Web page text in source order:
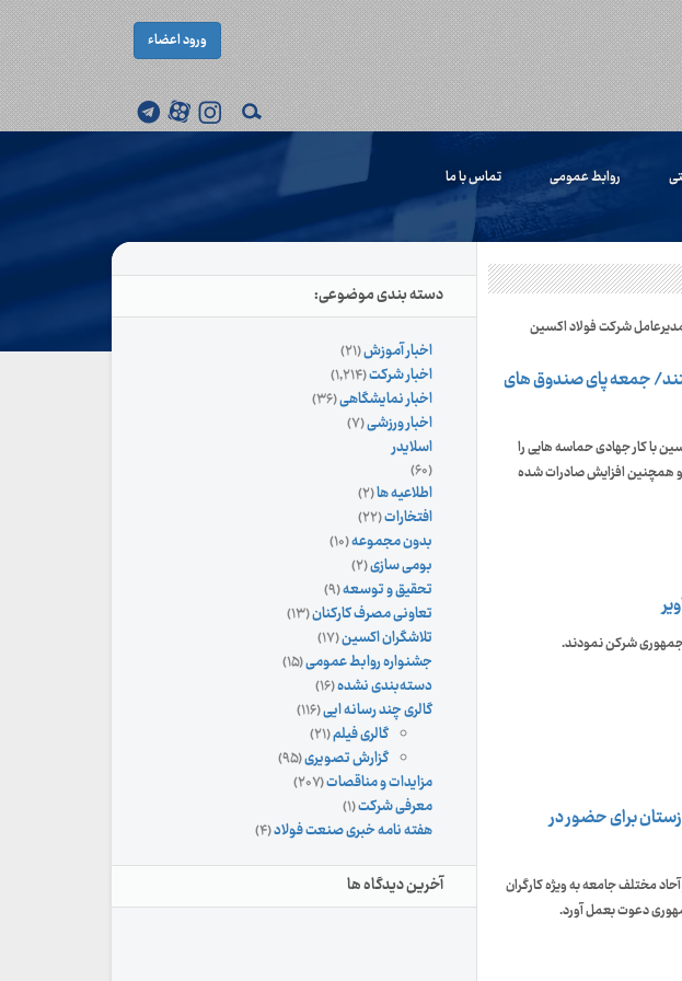
ورود اعضاء
روابط عمومی تماس با ما
شرکت فولاد اکسین
جمعه پای صندوق های
با کار جهادی حماسه هایی را
و همچنین افزایش صادرات شده
جمهوری شرکن نمودند.
برای حضور در
مختلف جامعه به ویژه کارگران
دعوت بعمل آورد.
دسته بندی موضوعی:
اخبار آموزش(۲۱)
اخبار شرکت(۱,۲۱۴)
اخبار نمایشگاهی(۳۶)
اخبار ورزشی(۷)
اسلایدر
(۶۰)
اطلاعیه ها(۲)
افتخارات(۲۲)
بدون مجموعه(۱۰)
بومی سازی(۲)
تحقیق و توسعه(۹)
تعاونی مصرف کارکنان(۱۳)
تلاشگران اکسین(۱۷)
جشنواره روابط عمومی(۱۵)
دسته‌بندی نشده(۱۶)
گالری چند رسانه ایی(۱۱۶)
گالری فیلم(۲۱)
گزارش تصویری(۹۵)
مزایدات و مناقصات(۲۰۷)
معرفی شرکت(۱)
هفته نامه خبری صنعت فولاد(۴)
آخرین دیدگاه ها